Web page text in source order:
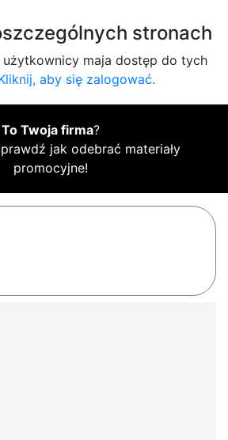
stronach
maja dostęp do tych
aby się zalogować.
To Twoja firma?
jak odebrać materiały
promocyjne!